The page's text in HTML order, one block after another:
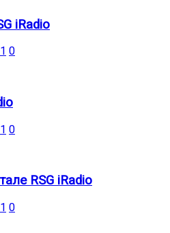
iRadio
0
0
RSG iRadio
0